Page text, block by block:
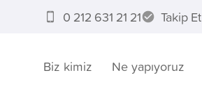
0 212 631 21 21 Takip Et
Biz kimiz Ne yapıyoruz